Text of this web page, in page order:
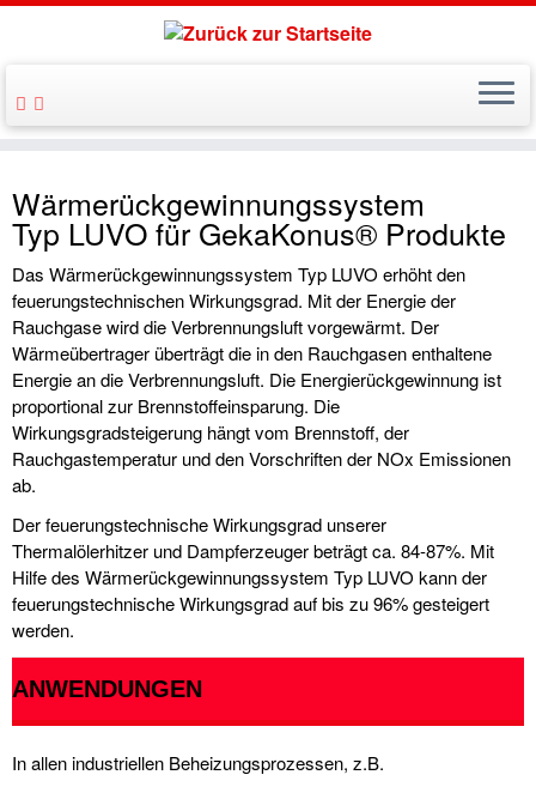
Wärmerückgewinnungssystem
Typ LUVO für GekaKonus® Produkte
Das Wärmerückgewinnungssystem Typ LUVO erhöht den
feuerungstechnischen Wirkungsgrad. Mit der Energie der
Rauchgase wird die Verbrennungsluft vorgewärmt. Der
Wärmeübertrager überträgt die in den Rauchgasen enthaltene
Energie an die Verbrennungsluft. Die Energierückgewinnung ist
proportional zur Brennstoffeinsparung. Die
Wirkungsgradsteigerung hängt vom Brennstoff, der
Rauchgastemperatur und den Vorschriften der NOx Emissionen
ab.
Der feuerungstechnische Wirkungsgrad unserer
Thermalölerhitzer und Dampferzeuger beträgt ca. 84-87%. Mit
Hilfe des Wärmerückgewinnungssystem Typ LUVO kann der
feuerungstechnische Wirkungsgrad auf bis zu 96% gesteigert
werden.
ANWENDUNGEN
In allen industriellen Beheizungsprozessen, z.B.